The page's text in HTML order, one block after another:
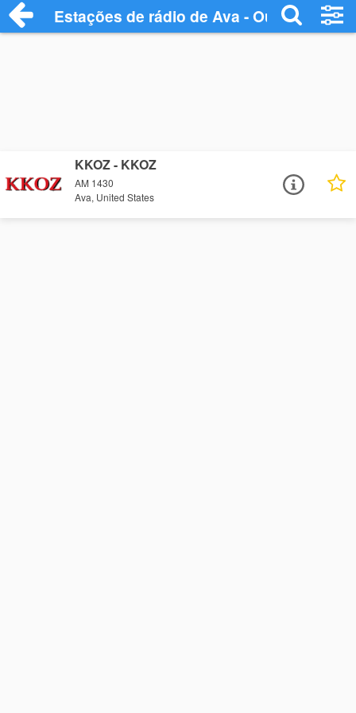
Estações de rádio de Ava - Ouça Online
KKOZ - KKOZ
AM 1430
Ava, United States